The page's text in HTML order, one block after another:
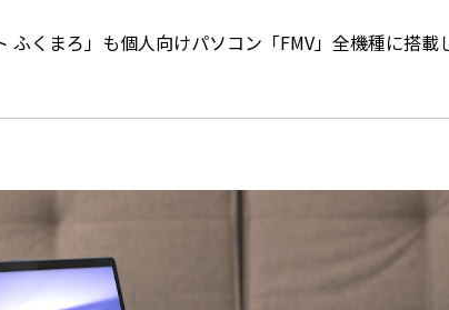
くまろ」も個人向けパソコン「FMV」全機種に搭載